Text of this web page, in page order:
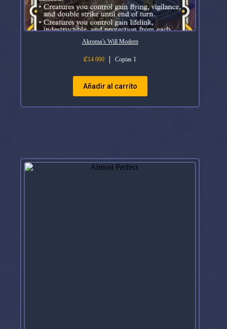
Akroma’s Will Modern
₡14 000 Copias 1
Añadir al carrito